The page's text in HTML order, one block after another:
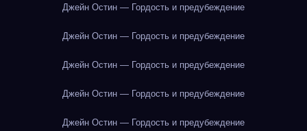
Джейн Остин — Гордость и предубеждение
Джейн Остин — Гордость и предубеждение
Джейн Остин — Гордость и предубеждение
Джейн Остин — Гордость и предубеждение
Джейн Остин — Гордость и предубеждение